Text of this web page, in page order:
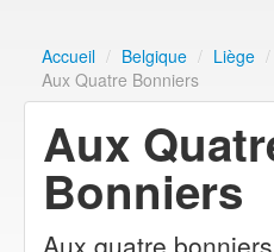
Accueil / Belgique / Liège /
Aux Quatre Bonniers
Aux
Bonniers
Aux quatre